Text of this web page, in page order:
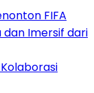
FIFA
dan Imersif dari